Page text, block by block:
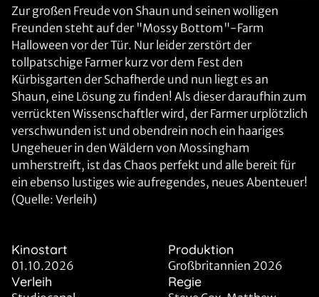
Zur großen Freude von Shaun und seinen wolligen
Freunden steht auf der "Mossy Bottom"-Farm
Halloween vor der Tür. Nur leider zerstört der
tollpatschige Farmer kurz vor dem Fest den
Kürbisgarten der Schafherde und nun liegt es an
Shaun, eine Lösung zu finden! Als dieser daraufhin zum
verrückten Wissenschaftler wird, der Farmer urplötzlich
verschwunden ist und obendrein noch ein haariges
Ungeheuer in den Wäldern von Mossingham
umherstreift, ist das Chaos perfekt und alle bereit für
ein ebenso lustiges wie aufregendes, neues Abenteuer!
(Quelle: Verleih)
Kinostart
01.10.2026
Produktion
Großbritannien 2026
Verleih Regie